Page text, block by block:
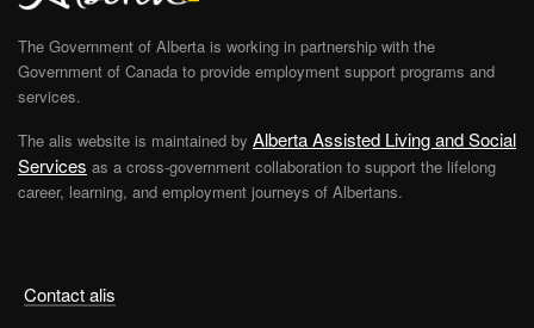
Contact alis
The Government of Alberta is working in partnership with the
Government of Canada to provide employment support programs and
services.
The alis website is maintained by Alberta Assisted Living and Social
Services as a cross-government collaboration to support the lifelong
career, learning, and employment journeys of Albertans.